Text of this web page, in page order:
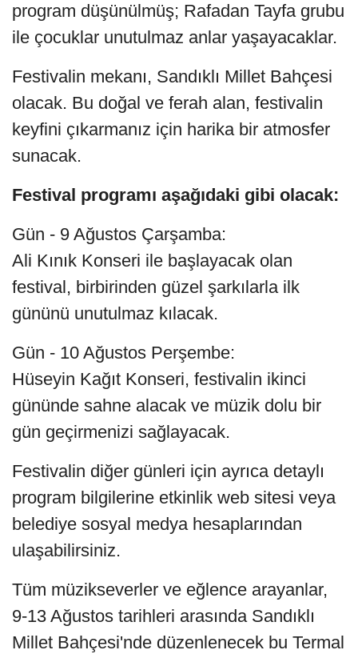
program düşünülmüş; Rafadan Tayfa grubu
ile çocuklar unutulmaz anlar yaşayacaklar.
Festivalin mekanı, Sandıklı Millet Bahçesi
olacak. Bu doğal ve ferah alan, festivalin
keyfini çıkarmanız için harika bir atmosfer
sunacak.
Festival programı aşağıdaki gibi olacak:
Gün - 9 Ağustos Çarşamba:
Ali Kınık Konseri ile başlayacak olan
festival, birbirinden güzel şarkılarla ilk
gününü unutulmaz kılacak.
Gün - 10 Ağustos Perşembe:
Hüseyin Kağıt Konseri, festivalin ikinci
gününde sahne alacak ve müzik dolu bir
gün geçirmenizi sağlayacak.
Festivalin diğer günleri için ayrıca detaylı
program bilgilerine etkinlik web sitesi veya
belediye sosyal medya hesaplarından
ulaşabilirsiniz.
Tüm müzikseverler ve eğlence arayanlar,
9-13 Ağustos tarihleri arasında Sandıklı
Millet Bahçesi'nde düzenlenecek bu Termal